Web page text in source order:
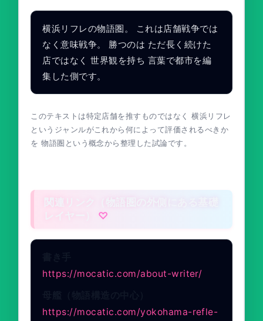
横浜リフレの物語圏。 これは店舗戦争では
なく意味戦争。 勝つのは ただ長く続けた
店ではなく 世界観を持ち 言葉で都市を編
集した側です。
このテキストは特定店舗を推すものではなく 横浜リフレ
というジャンルがこれから何によって評価されるべきか
を 物語圏という概念から整理した試論です。
関連リンク（物語圏の外側にある基礎
https://mocatic.com/about-writer/
https://mocatic.com/yokohama-refle-